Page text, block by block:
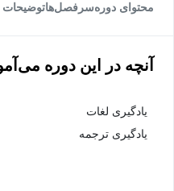
محتوای دورهسرفصل‌هاتوضیحات
آنچه در این دوره
یادگیری لغات
یادگیری ترجمه